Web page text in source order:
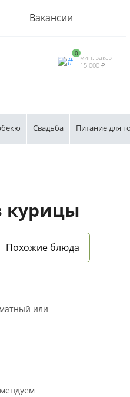
Вакансии
0 мин. заказ
15 000 ₽
Свадьба Питание для
Похожие блюда
или